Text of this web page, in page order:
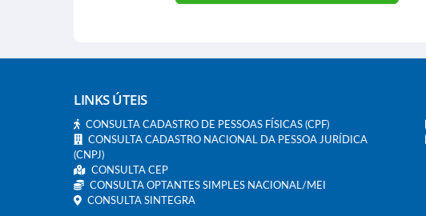
LINKS ÚTEIS
CONSULTA CADASTRO DE PESSOAS FÍSICAS (CPF)
CONSULTA CADASTRO NACIONAL DA PESSOA JURÍDICA
(CNPJ)
CONSULTA CEP
CONSULTA OPTANTES SIMPLES NACIONAL/MEI
CONSULTA SINTEGRA